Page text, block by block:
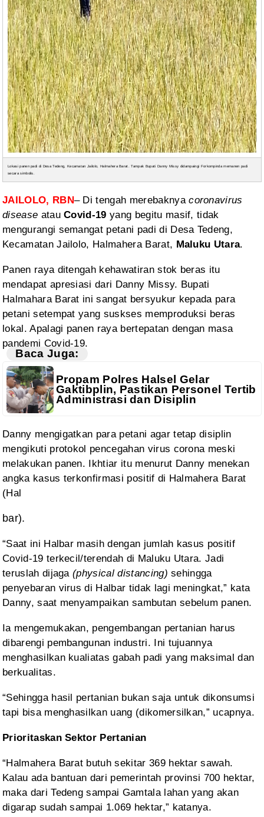
Lokasi panen padi di Desa Tedeng, Kecamatan Jailolo, Halmahera Barat. Tampak Bupati Danny Missy didampaingi Forkompinda memanen padi
secara simbolis.
JAILOLO, RBN– Di tengah merebaknyacoronavirus
disease atauCovid-19 yang begitu masif, tidak
mengurangi semangat petani padi di Desa Tedeng,
Kecamatan Jailolo, Halmahera Barat, Maluku Utara.
Panen raya ditengah kehawatiran stok beras itu
mendapat apresiasi dari Danny Missy. Bupati
Halmahara Barat inisangat bersyukur kepada para
petani setempat yang suskses memproduksi beras
lokal. Apalagi panen raya bertepatan dengan masa
pandemi Covid-19.
Baca Juga:
Propam Polres Halsel Gelar
Gaktibplin, Pastikan Personel Tertib
Administrasi dan Disiplin
Danny mengigatkan para petani agar tetap disiplin
mengikuti protokol pencegahan virus coronameski
melakukan panen. Ikhtiar itu menurut Danny menekan
angka kasus terkonfirmasi positif di Halmahera Barat
(Hal
bar).
“Saat ini Halbar masih dengan jumlah kasus positif
Covid-19 terkecil/terendah di Maluku Utara. Jadi
teruslah dijaga(physical distancing) sehingga
penyebaran virus di Halbar tidak lagi meningkat,” kata
Danny, saat menyampaikan sambutan sebelum panen.
Ia mengemukakan, pengembangan pertanian harus
dibarengi pembangunan industri. Ini tujuannya
menghasilkankualiatas gabah padi yang maksimal dan
berkualitas.
“Sehinggahasil pertanian bukan saja untuk dikonsumsi
tapi bisa menghasilkan uang (dikomersilkan,” ucapnya.
Prioritaskan Sektor Pertanian
“HalmaheraBarat butuh sekitar 369 hektar sawah.
Kalau ada bantuan dari pemerintah provinsi 700 hektar,
maka dari Tedeng sampai Gamtala lahan yang akan
digarap sudah sampai 1.069 hektar,” katanya.